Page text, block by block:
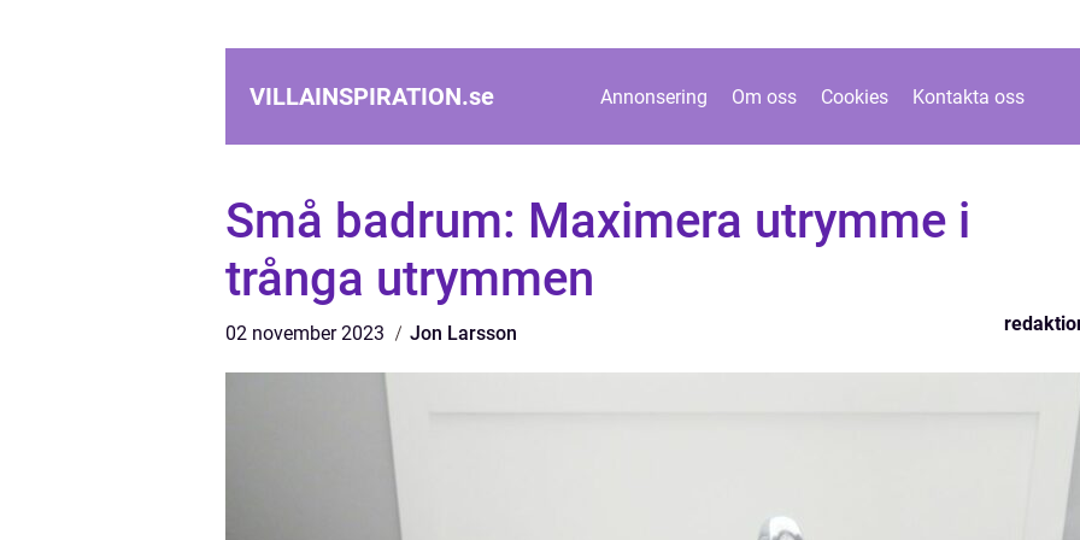
VILLAINSPIRATION.se Annonsering Om oss Cookies Kontakta oss
Små badrum: Maximera utrymme i
trånga utrymmen
02 november 2023 Jon Larsson